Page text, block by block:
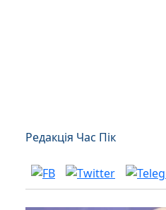
Редакція Час Пік